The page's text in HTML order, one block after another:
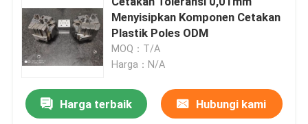
Menyisipkan Komponen Cetakan
Plastik Poles ODM
MOQ：T/A
Harga：N/A
Harga terbaik Hubungi kami